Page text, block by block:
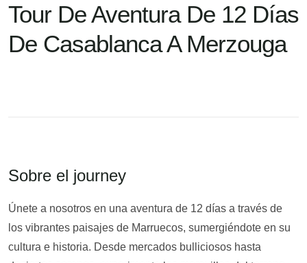
Tour De Aventura De 12 Días
De Casablanca A Merzouga
Sobre el journey
Únete a nosotros en una aventura de 12 días a través de
los vibrantes paisajes de Marruecos, sumergiéndote en su
cultura e historia. Desde mercados bulliciosos hasta